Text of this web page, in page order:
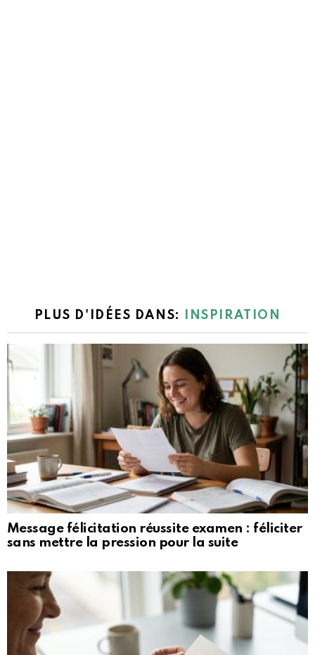
PLUS D'IDÉES DANS: INSPIRATION
Message félicitation réussite examen : féliciter
sans mettre la pression pour la suite